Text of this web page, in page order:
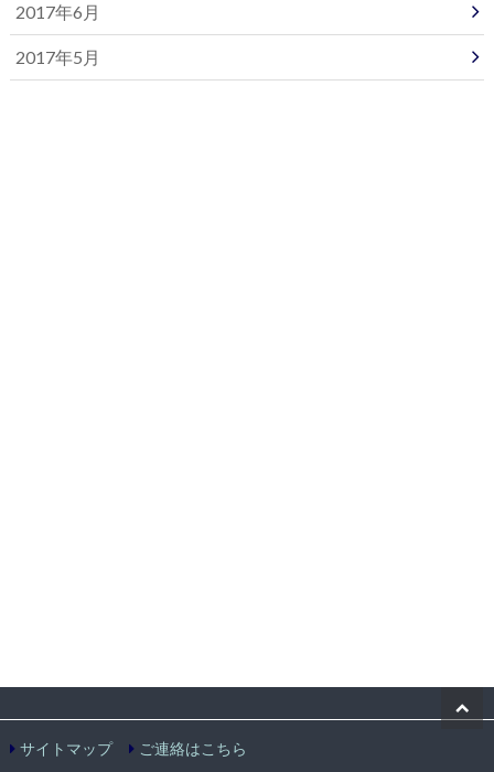
2017年6月
2017年5月
サイトマップ ご連絡はこちら